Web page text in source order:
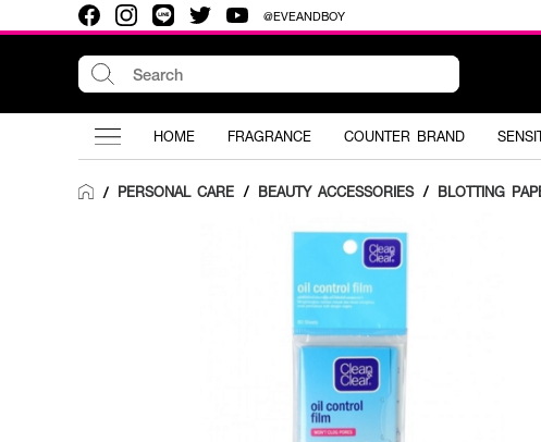
@EVEANDBOY
HOME FRAGRANCE COUNTER BRAND
/ PERSONAL CARE / BEAUTY ACCESSORIES / BLOTTING